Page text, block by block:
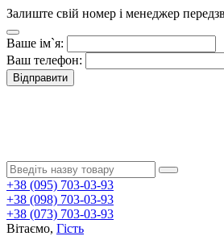
Залиште свій номер і менеджер
Ваше ім`я:
Ваш телефон:
Відправити
+38 (095) 703-03-93
+38 (098) 703-03-93
+38 (073) 703-03-93
Вітаємо, Гість